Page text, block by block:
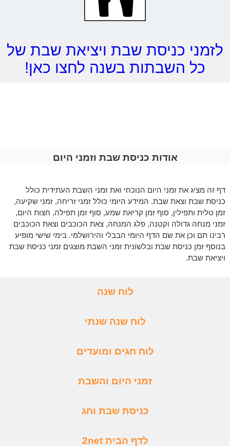
לזמני כניסת שבת ויציאת שבת של
כל השבתות בשנה לחצו כאן!
אודות כניסת שבת וזמני היום
דף זה מציג את זמני היום הנוכחי ואת זמני השבת העתידית כולל
כניסת שבת וצאת שבת. המידע היומי כולל זמני זריחה, זמני שקיעה,
זמן טלית ותפילין, סוף זמן קריאת שמע, סוף זמן תפילה, חצות היום,
זמני מנחה גדולה וקטנה, פלג המנחה, צאת הכוכבים וצאת הכוכבים
רבינו תם וכן את שם הדף היומי הבבלי והירושלמי. בימי שישי מופיע
בנוסף זמן כניסת שבת ובלשונית זמני השבת מוצגים זמני כניסת שבת
ויציאת שבת.
לוח שנה
לוח שנה שנתי
לוח חגים ומועדים
זמני היום והשבת
כניסת שבת וחג
לדף הבית 2net